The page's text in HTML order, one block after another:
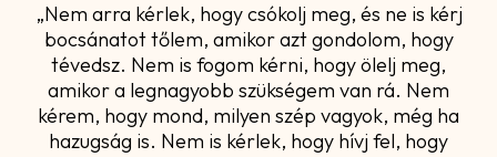
„Nem arra kérlek, hogy csókolj meg, és ne is kérj
bocsánatot tőlem, amikor azt gondolom, hogy
tévedsz. Nem is fogom kérni, hogy ölelj meg,
amikor a legnagyobb szükségem van rá. Nem
kérem, hogy mond, milyen szép vagyok, még ha
hazugság is. Nem is kérlek, hogy hívj fel, hogy